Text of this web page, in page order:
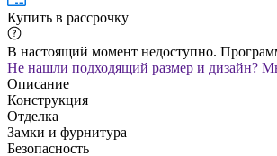
Купить в рассрочку
В настоящий момент недоступно.
Не нашли подходящий размер и дизайн?
Описание
Конструкция
Отделка
Замки и фурнитура
Безопасность